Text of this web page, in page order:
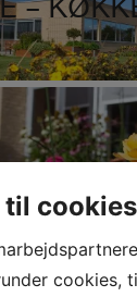
til cookies
cookies,